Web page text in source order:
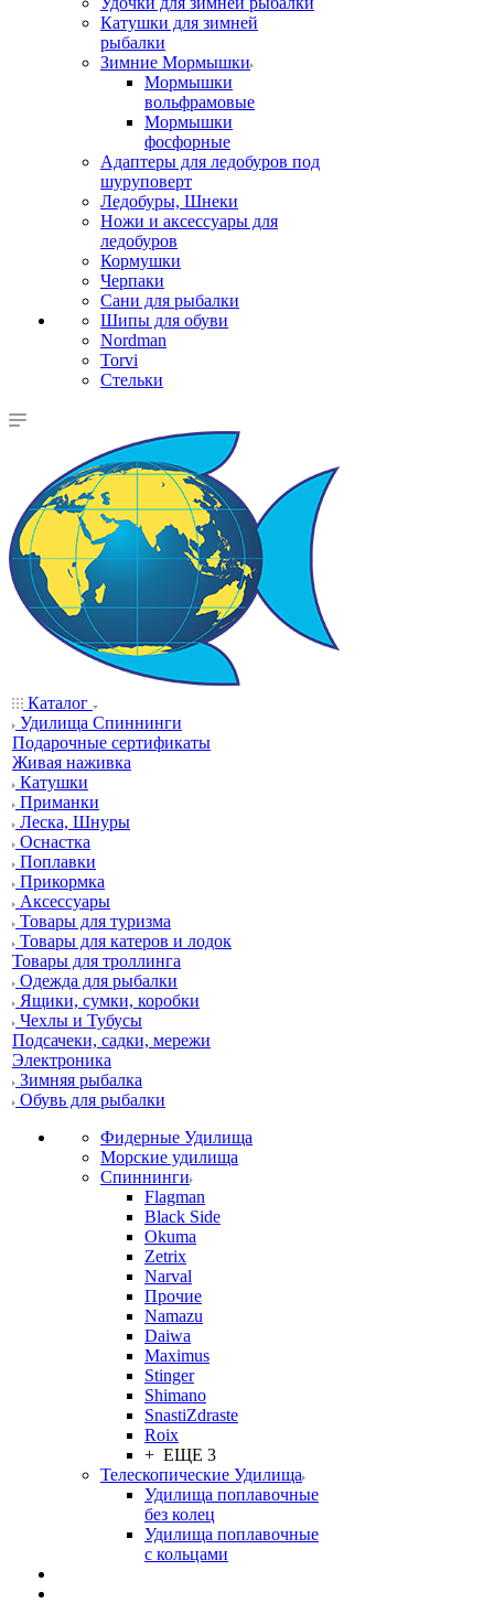
Катушки для зимней
рыбалки
Зимние Мормышки
Мормышки
вольфрамовые
Мормышки
фосфорные
Адаптеры для ледобуров под
шуруповерт
Ледобуры, Шнеки
Ножи и аксессуары для
ледобуров
Кормушки
Черпаки
Сани для рыбалки
Шипы для обуви
Nordman
Torvi
Стельки
Каталог
Удилища Спиннинги
Подарочные сертификаты
Живая наживка
Катушки
Приманки
Леска, Шнуры
Оснастка
Поплавки
Прикормка
Аксессуары
Товары для туризма
Товары для катеров и лодок
Товары для троллинга
Одежда для рыбалки
Ящики, сумки, коробки
Чехлы и Тубусы
Подсачеки, садки, мережи
Электроника
Зимняя рыбалка
Обувь для рыбалки
Фидерные Удилища
Морские удилища
Спиннинги
Flagman
Black Side
Okuma
Zetrix
Narval
Прочие
Namazu
Daiwa
Maximus
Stinger
Shimano
SnastiZdraste
Roix
+ ЕЩЕ 3
Телескопические Удилища
Удилища поплавочные
без колец
Удилища поплавочные
с кольцами